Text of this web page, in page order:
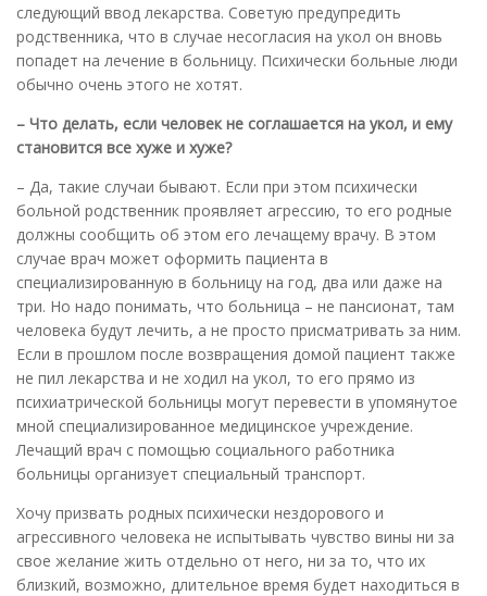
следующий ввод лекарства. Советую предупредить
родственника, что в случае несогласия на укол он вновь
попадет на лечение в больницу. Психически больные люди
обычно очень этого не хотят.
– Что делать, если человек не соглашается на укол, и ему
становится все хуже и хуже?
– Да, такие случаи бывают. Если при этом психически
больной родственник проявляет агрессию, то его родные
должны сообщить об этом его лечащему врачу. В этом
случае врач может оформить пациента в
специализированную в больницу на год, два или даже на
три. Но надо понимать, что больница – не пансионат, там
человека будут лечить, а не просто присматривать за ним.
Если в прошлом после возвращения домой пациент также
не пил лекарства и не ходил на укол, то его прямо из
психиатрической больницы могут перевести в упомянутое
мной специализированное медицинское учреждение.
Лечащий врач с помощью социального работника
больницы организует специальный транспорт.
Хочу призвать родных психически нездорового и
агрессивного человека не испытывать чувство вины ни за
свое желание жить отдельно от него, ни за то, что их
близкий, возможно, длительное время будет находиться в